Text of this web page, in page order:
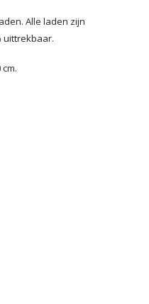
Alle laden zijn
uittrekbaar.
cm.